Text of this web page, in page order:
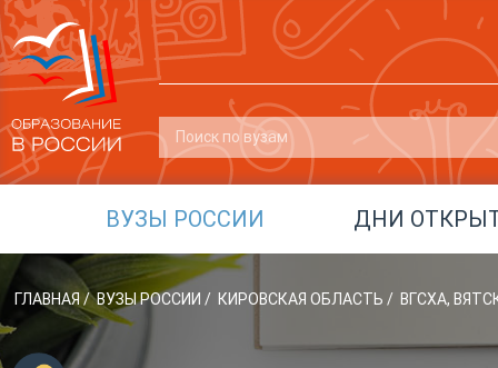
ВУЗЫ РОССИИ ДНИ
ГЛАВНАЯ / ВУЗЫ РОССИИ / КИРОВСКАЯ ОБЛАСТЬ / ВГСХА,